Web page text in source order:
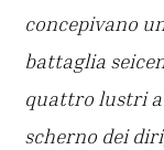
concepivano
battaglia
quattro lustri
scherno dei